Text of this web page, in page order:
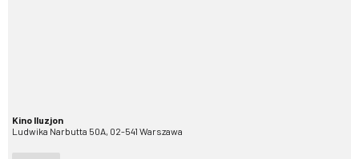
Kino Iluzjon
Ludwika Narbutta 50A, 02-541 Warszawa